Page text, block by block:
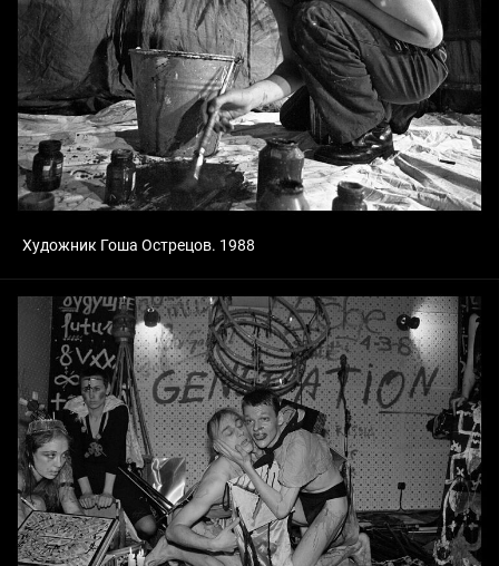
Художник Гоша Острецов. 1988